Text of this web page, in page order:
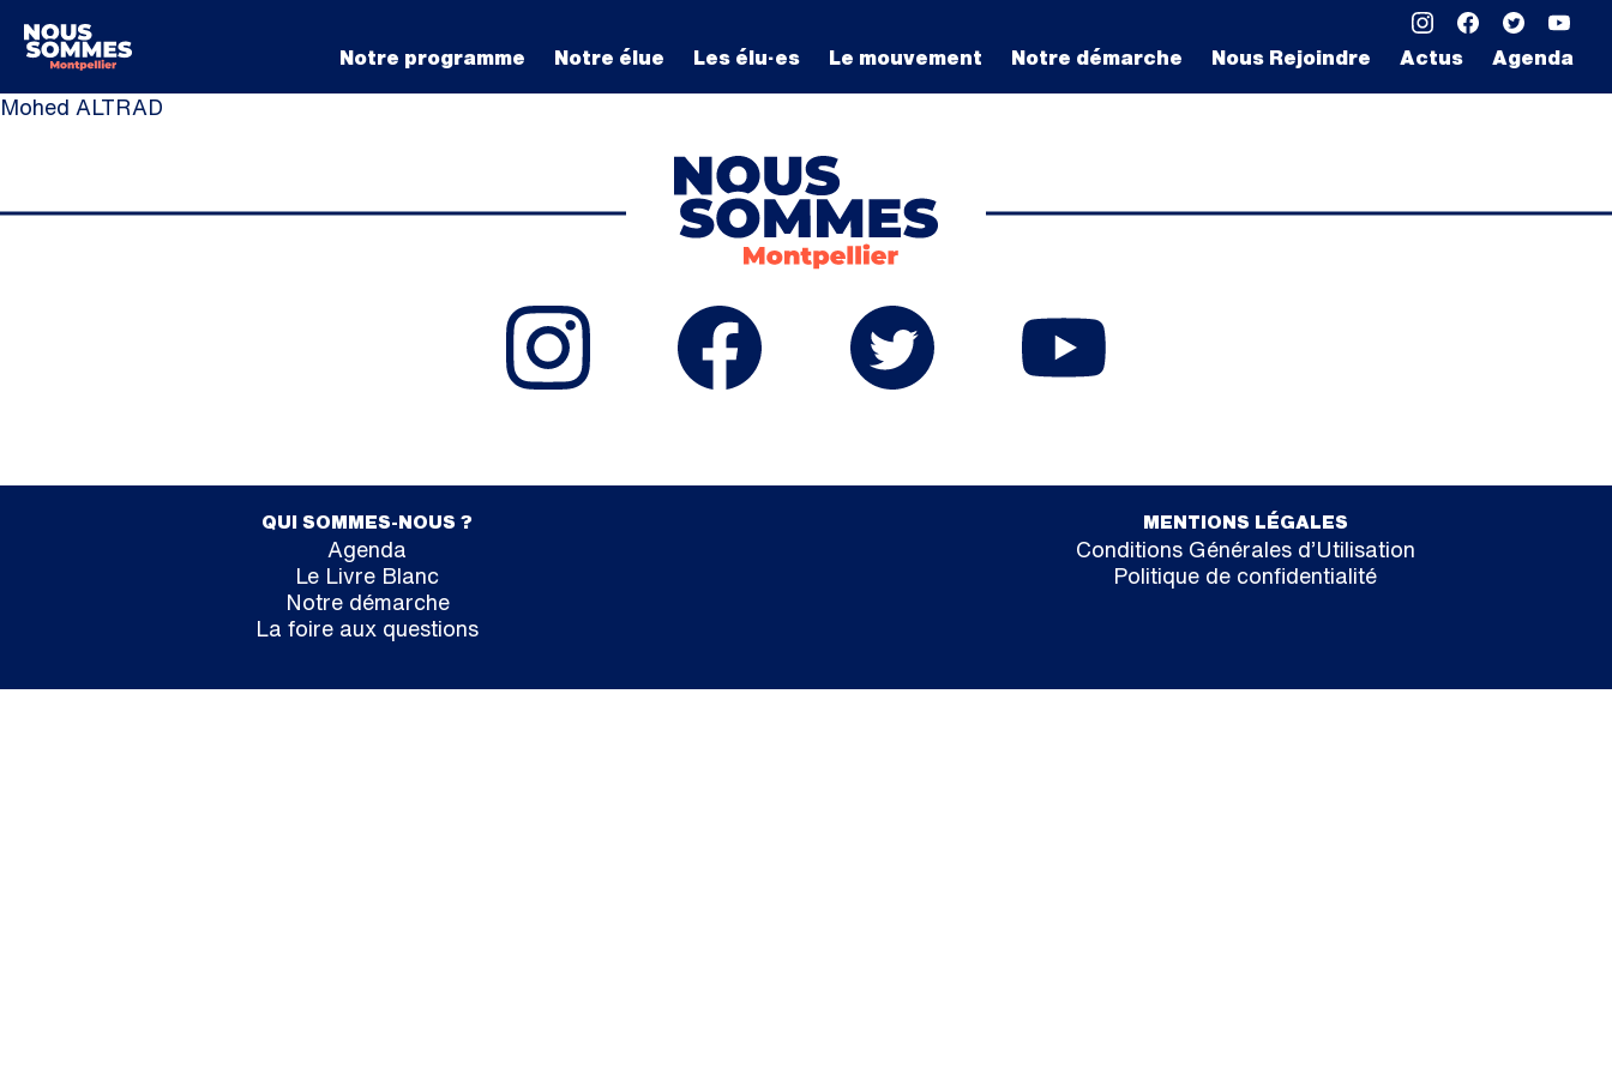
Notre programme Notre élue Les élu·es Le mouvement Notre démarche Nous Rejoindre Actus Agenda
Mohed ALTRAD
QUI SOMMES-NOUS ?
Agenda
Le Livre Blanc
Notre démarche
La foire aux questions
MENTIONS LÉGALES
Conditions Générales d’Utilisation
Politique de confidentialité